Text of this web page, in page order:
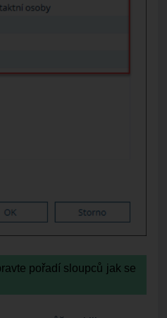
pořadí sloupců jak se